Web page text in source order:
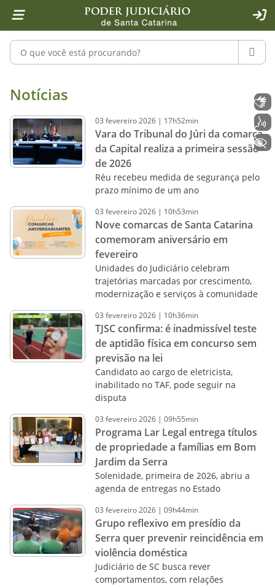
1 Ir para o conteúdo
2 Ir para a ferramenta de acessibilidade - Rybená
4 Ir para o menu principal
5 Ir para a pesquisa
6 Ir para o rodapé
7 Ir para a página inicial
Pesquisar no portal
Notícias - Imprensa - Poder
Notícias
03 fevereiro2026 | 17h52min
Vara do Tribunal do Júri da comarca
da Capital realiza a primeira sessão
de 2026
Réu recebeu medida de segurança pelo
prazo mínimo de um ano
03 fevereiro2026 | 10h53min
Nove comarcas de Santa Catarina
comemoram aniversário em
fevereiro
Unidades do Judiciário celebram
trajetórias marcadas por crescimento,
modernização e serviços à comunidade
03 fevereiro2026 | 10h36min
TJSC confirma: é inadmissível teste
de aptidão física em concurso sem
previsão na lei
Candidato ao cargo de eletricista,
inabilitado no TAF, pode seguir na
disputa
03 fevereiro2026 | 09h55min
Programa Lar Legal entrega títulos
de propriedade a famílias em Bom
Jardim da Serra
Solenidade, primeira de 2026, abriu a
agenda de entregas no Estado
03 fevereiro2026 | 09h44min
Grupo reflexivo em presídio da
Serra quer prevenir reincidência em
violência doméstica
Judiciário de SC busca rever
comportamentos, com relações
+ Acessibilidade